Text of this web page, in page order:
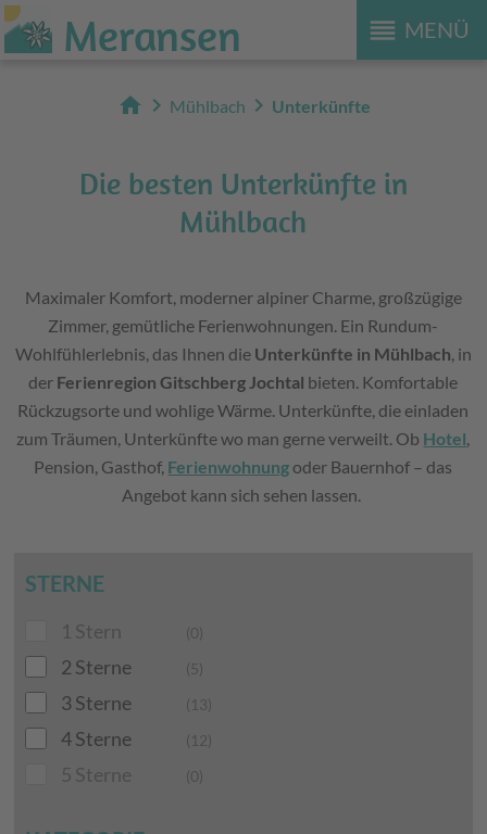
reorder MENÜ
Meransen
home chevron_right Mühlbach chevron_right Unterkünfte
Die besten Unterkünfte in
Mühlbach
Maximaler Komfort, moderner alpiner Charme, großzügige
Zimmer, gemütliche Ferienwohnungen. Ein Rundum-
Wohlfühlerlebnis, das Ihnen die Unterkünfte in Mühlbach, in
der Ferienregion Gitschberg Jochtal bieten. Komfortable
Rückzugsorte und wohlige Wärme. Unterkünfte, die einladen
zum Träumen, Unterkünfte wo man gerne verweilt. Ob Hotel,
Pension, Gasthof, Ferienwohnung oder Bauernhof – das
Angebot kann sich sehen lassen.
STERNE
1 Stern (0)
2 Sterne (5)
3 Sterne (13)
4 Sterne (12)
5 Sterne (0)